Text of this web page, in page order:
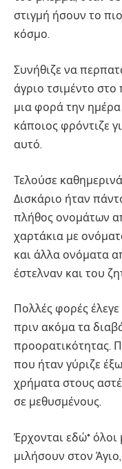
στιγμή ήσουν το
κόσμο.
Συνήθιζε να
άγριο τσιμέντο στο
μια φορά την ημέρα
κάποιος φρόντιζε
αυτό.
Τελούσε
Δισκάριο ήταν
πλήθος ονομάτων
χαρτάκια με
και άλλα ονόματα
έστελναν και του
Πολλές φορές
πριν ακόμα τα
προορατικότητας.
που ήταν γύριζε
χρήματα στους
σε μεθυσμένους.
Έρχονται εδώ* όλοι
μιλήσουν στον